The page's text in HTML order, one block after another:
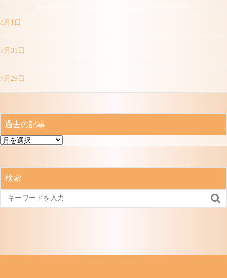
8月1日
7月31日
7月29日
過去の記事
過
記
検索
